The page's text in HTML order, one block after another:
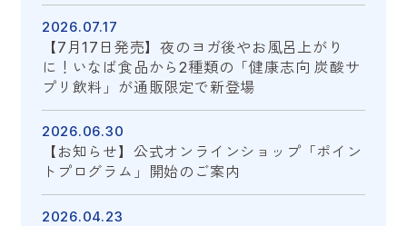
2026.07.17
【7月17日発売】夜のヨガ後やお風呂上がり
に！いなば食品から2種類の「健康志向 炭酸サ
プリ飲料」が通販限定で新登場
2026.06.30
【お知らせ】公式オンラインショップ「ポイン
トプログラム」開始のご案内
2026.04.23